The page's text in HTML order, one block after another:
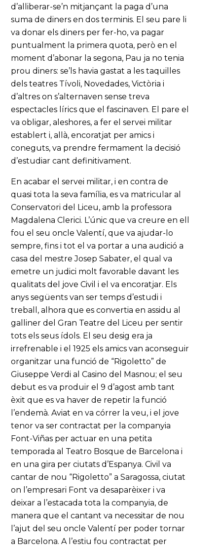
d’alliberar-se’n mitjançant la paga d’una
suma de diners en dos terminis. El seu pare li
va donar els diners per fer-ho, va pagar
puntualment la primera quota, però en el
moment d’abonar la segona, Pau ja no tenia
prou diners: se’ls havia gastat a les taquilles
dels teatres Tívoli, Novedades, Victòria i
d’altres on s’alternaven sense treva
espectacles lírics que el fascinaven. El pare el
va obligar, aleshores, a fer el servei militar
establert i, allà, encoratjat per amics i
coneguts, va prendre fermament la decisió
d’estudiar cant definitivament.
En acabar el servei militar, i en contra de
quasi tota la seva família, es va matricular al
Conservatori del Liceu, amb la professora
Magdalena Clerici. L’únic que va creure en ell
fou el seu oncle Valentí, que va ajudar-lo
sempre, fins i tot el va portar a una audició a
casa del mestre Josep Sabater, el qual va
emetre un judici molt favorable davant les
qualitats del jove Civil i el va encoratjar. Els
anys següents van ser temps d’estudi i
treball, alhora que es convertia en assidu al
galliner del Gran Teatre del Liceu per sentir
tots els seus ídols. El seu desig era ja
irrefrenable i el 1925 els amics van aconseguir
organitzar una funció de “Rigoletto” de
Giuseppe Verdi al Casino del Masnou; el seu
debut es va produir el 9 d’agost amb tant
èxit que es va haver de repetir la funció
l’endemà. Aviat en va córrer la veu, i el jove
tenor va ser contractat per la companyia
Font-Viñas per actuar en una petita
temporada al Teatro Bosque de Barcelona i
en una gira per ciutats d’Espanya. Civil va
cantar de nou “Rigoletto” a Saragossa, ciutat
on l’empresari Font va desaparèixer i va
deixar a l’estacada tota la companyia, de
manera que el cantant va necessitar de nou
l’ajut del seu oncle Valentí per poder tornar
a Barcelona. A l’estiu fou contractat per